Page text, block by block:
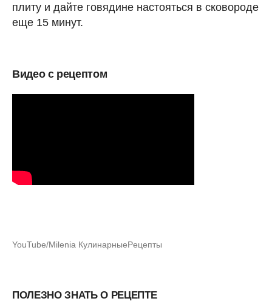
плиту и дайте говядине настояться в сковороде
еще 15 минут.
Видео с рецептом
YouTube/Milenia КулинарныеPецепты
ПОЛЕЗНО ЗНАТЬ О РЕЦЕПТЕ